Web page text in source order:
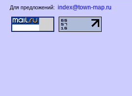
Для предложений: index@town-map.ru